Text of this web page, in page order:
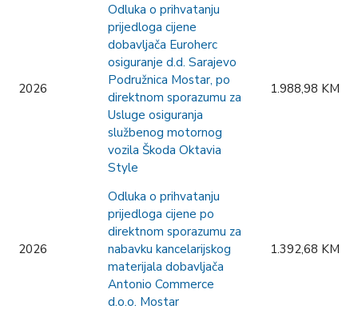
2026
Odluka o prihvatanju
prijedloga cijene
dobavljača Euroherc
osiguranje d.d. Sarajevo
Podružnica Mostar, po
direktnom sporazumu za
Usluge osiguranja
službenog motornog
vozila Škoda Oktavia
Style
1.988,98 KM
2026
Odluka o prihvatanju
prijedloga cijene po
direktnom sporazumu za
nabavku kancelarijskog
materijala dobavljača
Antonio Commerce
d.o.o. Mostar
1.392,68 KM